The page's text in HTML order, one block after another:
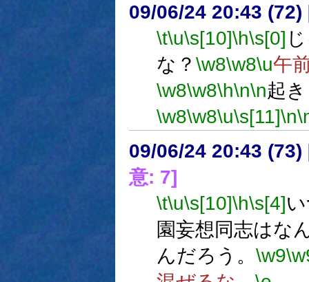
09/06/24 20:43 (72)
\t\u\s[10]\h\s[0]
な？ \w8\w8\u午
\w8\w8\h\n\n起
\w8\w8\u\s[11]\n
09/06/24 20:43 (73)
意: 7]
\t\u\s[10]\h\s[4]
園妄想同志はな
んだろう。 \w9